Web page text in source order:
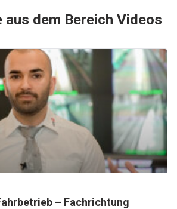
aus dem Bereich Videos
– Fachrichtung